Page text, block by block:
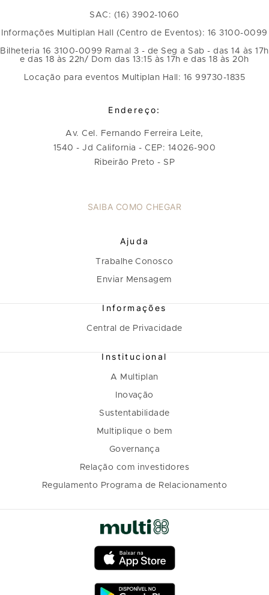
SAC: (16) 3902-1060
Informações Multiplan Hall (Centro de Eventos): 16 3100-0099
Bilheteria 16 3100-0099 Ramal 3 - de Seg a Sab - das 14 às 17h
e das 18 às 22h/ Dom das 13:15 às 17h e das 18 às 20h
Locação para eventos Multiplan Hall: 16 99730-1835
Endereço:
Av. Cel. Fernando Ferreira Leite,
1540 - Jd California - CEP: 14026-900
Ribeirão Preto - SP
SAIBA COMO CHEGAR
Ajuda
Trabalhe Conosco
Enviar Mensagem
Informações
Central de Privacidade
Institucional
A Multiplan
Inovação
Sustentabilidade
Multiplique o bem
Governança
Relação com investidores
Regulamento Programa de Relacionamento